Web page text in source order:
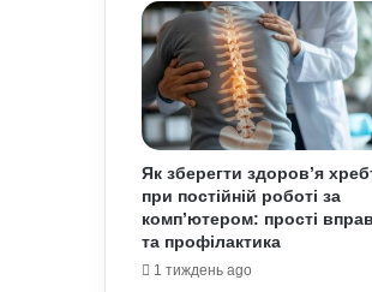
Як зберегти здоров’я
при постійній роботі за
комп’ютером: прості
та профілактика
1 тиждень ago